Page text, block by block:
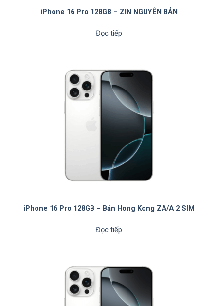
iPhone 16 Pro 128GB – ZIN NGUYÊN BẢN
Đọc tiếp
iPhone 16 Pro 128GB – Bản Hong Kong ZA/A 2 SIM
Đọc tiếp